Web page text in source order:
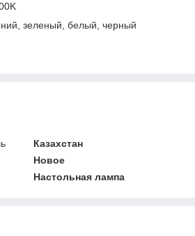
зеленый, белый, черный
Казахстан
Новое
Настольная лампа